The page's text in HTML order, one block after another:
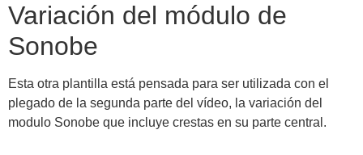
Variación del módulo de
Sonobe
Esta otra plantilla está pensada para ser utilizada con el
plegado de la segunda parte del vídeo, la variación del
modulo Sonobe que incluye crestas en su parte central.